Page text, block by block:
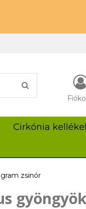
Cirkónia
zsinór